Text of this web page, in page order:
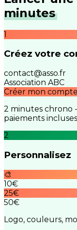
minutes
1
Créez votre
contact@asso.fr
Association ABC
Créer mon compte
2 minutes chrono
paiements
2
Personnalisez
🎨
10€
25€
50€
Logo, couleurs,